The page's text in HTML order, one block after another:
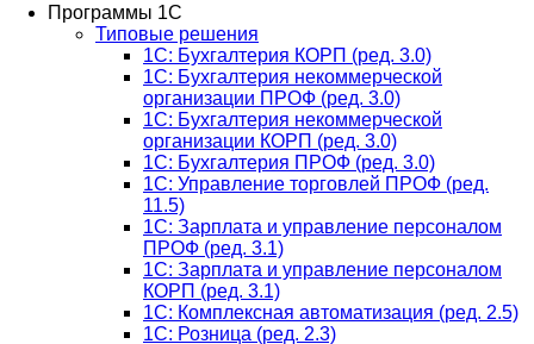
Программы 1С
Типовые решения
1C: Бухгалтерия КОРП (ред. 3.0)
1С: Бухгалтерия некоммерческой
организации ПРОФ (ред. 3.0)
1С: Бухгалтерия некоммерческой
организации КОРП (ред. 3.0)
1C: Бухгалтерия ПРОФ (ред. 3.0)
1C: Управление торговлей ПРОФ (ред.
11.5)
1C: Зарплата и управление персоналом
ПРОФ (ред. 3.1)
1C: Зарплата и управление персоналом
КОРП (ред. 3.1)
1C: Комплексная автоматизация (ред. 2.5)
1С: Розница (ред. 2.3)